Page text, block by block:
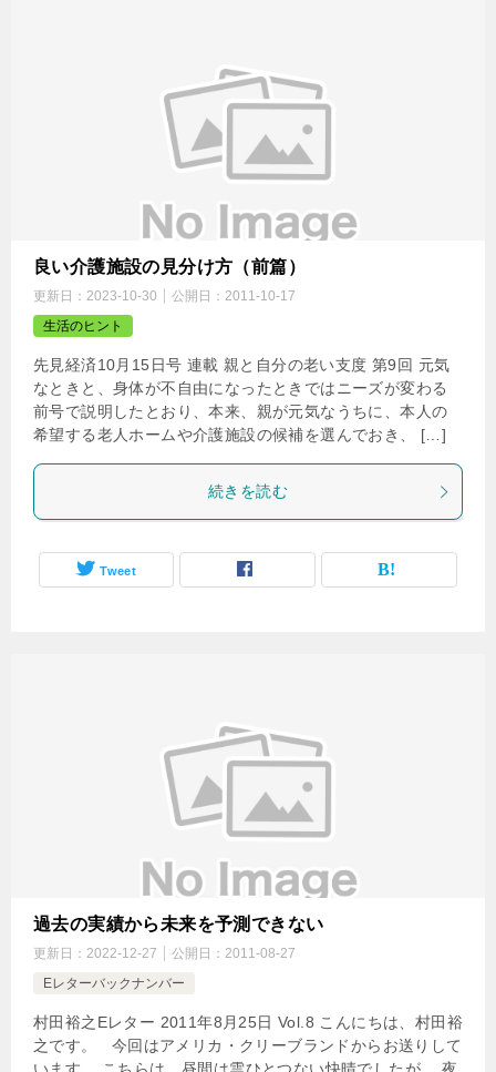
良い介護施設の見分け方（前篇）
更新日： 2023-10-30 公開日： 2011-10-17
生活のヒント
先見経済10月15日号 連載 親と自分の老い支度 第9回 元気
なときと、身体が不自由になったときではニーズが変わる
前号で説明したとおり、本来、親が元気なうちに、本人の
希望する老人ホームや介護施設の候補を選んでおき、 […]
続きを読む
Tweet
過去の実績から未来を予測できない
更新日： 2022-12-27 公開日： 2011-08-27
Eレターバックナンバー
村田裕之Eレター 2011年8月25日 Vol.8 こんにちは、村田裕
之です。 今回はアメリカ・クリーブランドからお送りして